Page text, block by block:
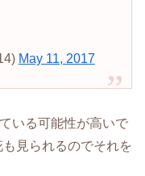
May 11, 2017
いる可能性が高いで
見られるのでそれを